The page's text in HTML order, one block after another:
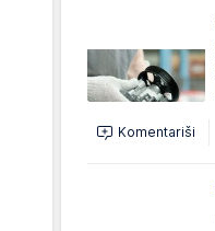
Komentariši